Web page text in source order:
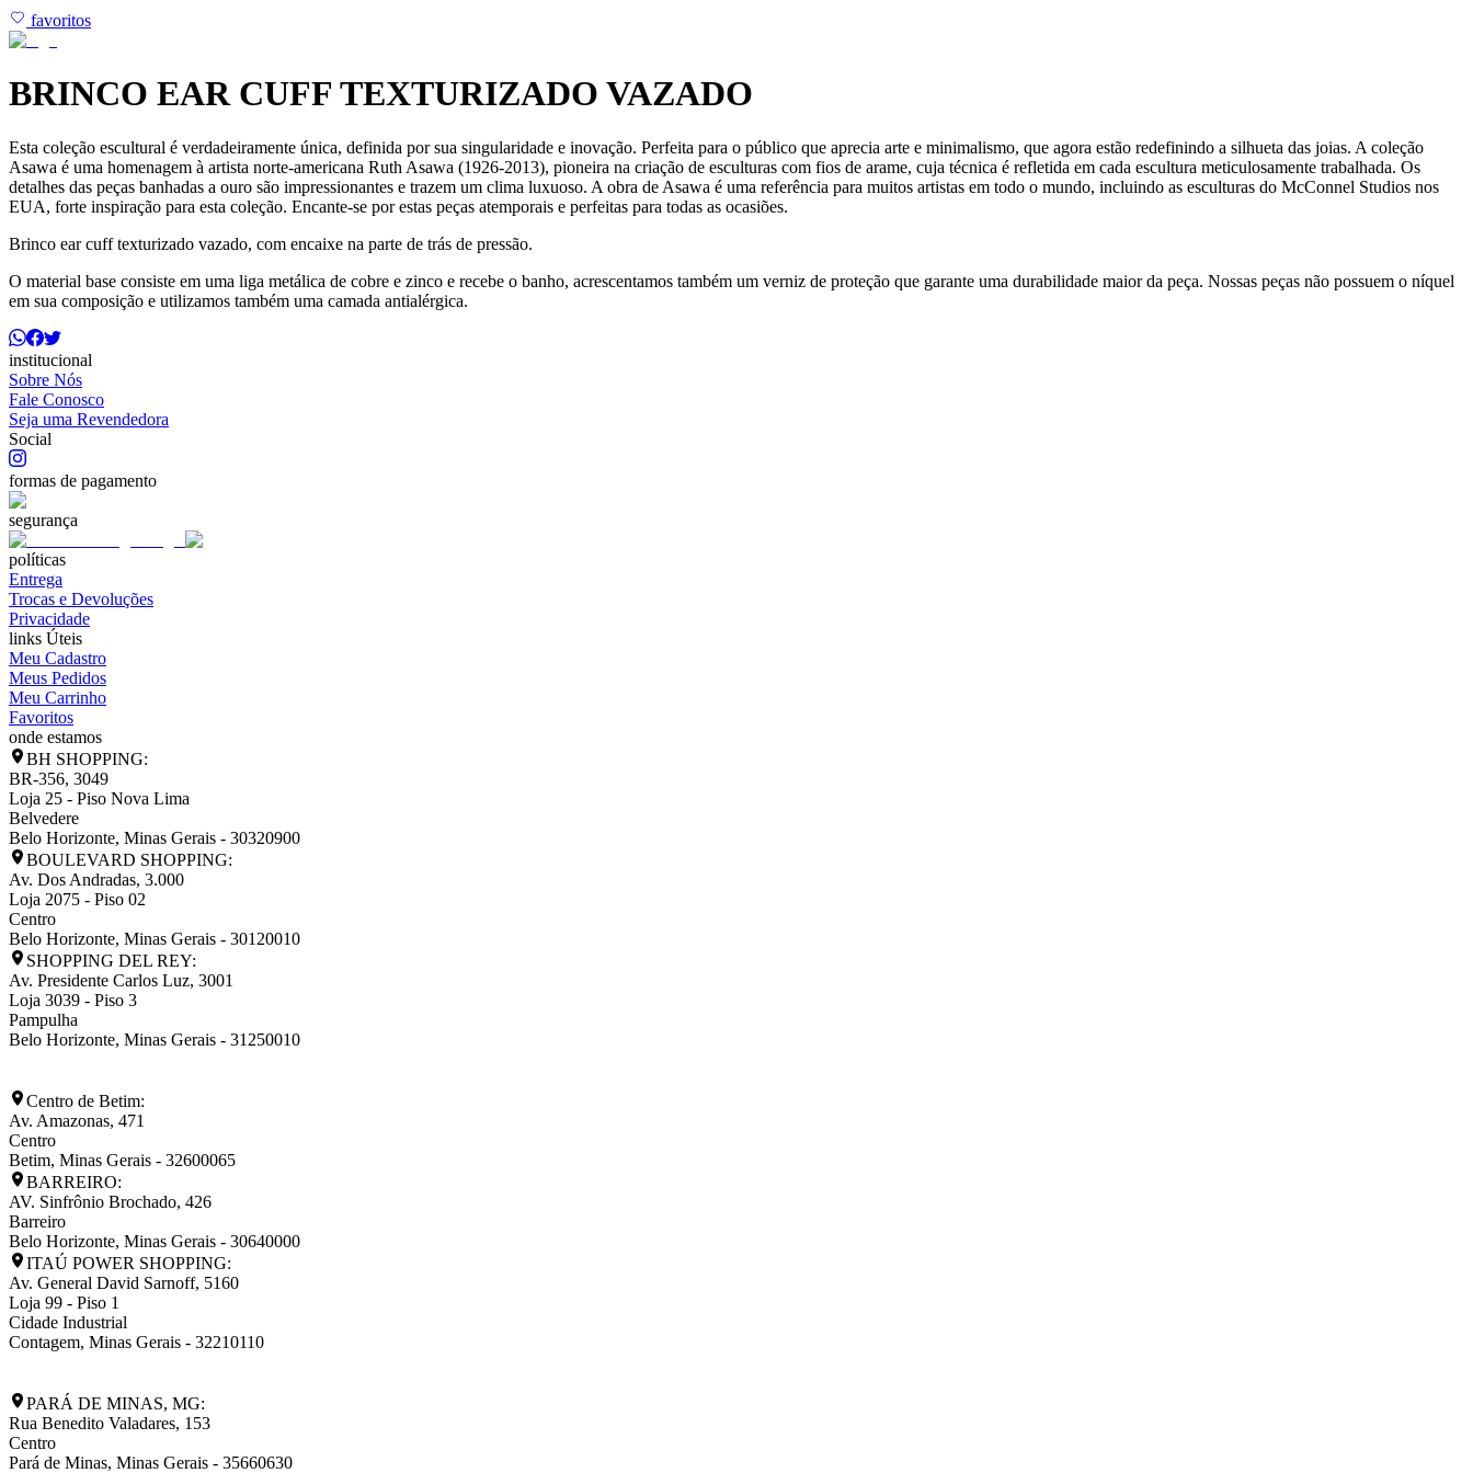
favoritos
BRINCO EAR CUFF TEXTURIZADO VAZADO
Esta coleção escultural é verdadeiramente única, definida por sua singularidade e inovação. Perfeita para o público que aprecia arte e minimalismo, que agora estão redefinindo a silhueta das joias. A coleção
Asawa é uma homenagem à artista norte-americana Ruth Asawa (1926-2013), pioneira na criação de esculturas com fios de arame, cuja técnica é refletida em cada escultura meticulosamente trabalhada. Os
detalhes das peças banhadas a ouro são impressionantes e trazem um clima luxuoso. A obra de Asawa é uma referência para muitos artistas em todo o mundo, incluindo as esculturas do McConnel Studios nos
EUA, forte inspiração para esta coleção. Encante-se por estas peças atemporais e perfeitas para todas as ocasiões.
Brinco ear cuff texturizado vazado, com encaixe na parte de trás de pressão.
O material base consiste em uma liga metálica de cobre e zinco e recebe o banho, acrescentamos também um verniz de proteção que garante uma durabilidade maior da peça. Nossas peças não possuem o níquel
em sua composição e utilizamos também uma camada antialérgica.
institucional
Sobre Nós
Fale Conosco
Seja uma Revendedora
Social
formas de pagamento
segurança
políticas
Entrega
Trocas e Devoluções
Privacidade
links Úteis
Meu Cadastro
Meus Pedidos
Meu Carrinho
Favoritos
onde estamos
BH SHOPPING:
BR-356, 3049
Loja 25 - Piso Nova Lima
Belvedere
Belo Horizonte, Minas Gerais - 30320900
BOULEVARD SHOPPING:
Av. Dos Andradas, 3.000
Loja 2075 - Piso 02
Centro
Belo Horizonte, Minas Gerais - 30120010
SHOPPING DEL REY:
Av. Presidente Carlos Luz, 3001
Loja 3039 - Piso 3
Pampulha
Belo Horizonte, Minas Gerais - 31250010
Centro de Betim:
Av. Amazonas, 471
Centro
Betim, Minas Gerais - 32600065
BARREIRO:
AV. Sinfrônio Brochado, 426
Barreiro
Belo Horizonte, Minas Gerais - 30640000
ITAÚ POWER SHOPPING:
Av. General David Sarnoff, 5160
Loja 99 - Piso 1
Cidade Industrial
Contagem, Minas Gerais - 32210110
PARÁ DE MINAS, MG:
Rua Benedito Valadares, 153
Centro
Pará de Minas, Minas Gerais - 35660630